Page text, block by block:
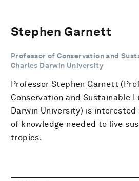
Stephen Garnett
Professor of Conservation and
Charles Darwin University
Professor Stephen Garnett
Conservation and Sustainable
Darwin University) is
of knowledge needed to live
tropics.